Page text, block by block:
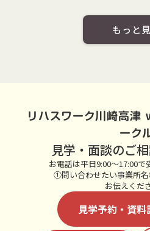
もっと
リハスワーク川崎高
ーク
見学・面談のご
お電話は平日9:00～17:00で
①問い合わせたい事業所
お伝えくだ
見学予約・資料